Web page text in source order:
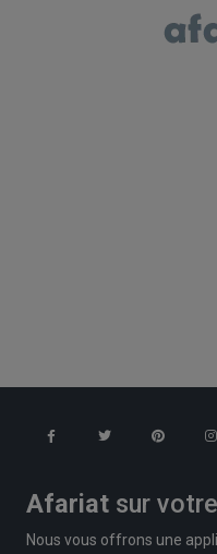
Afariat sur
Nous vous offrons une